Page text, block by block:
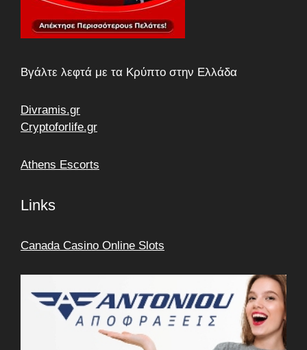
Βγάλτε λεφτά με τα Κρύπτο στην Ελλάδα
Divramis.gr
Cryptoforlife.gr
Athens Escorts
Links
Canada Casino Online Slots